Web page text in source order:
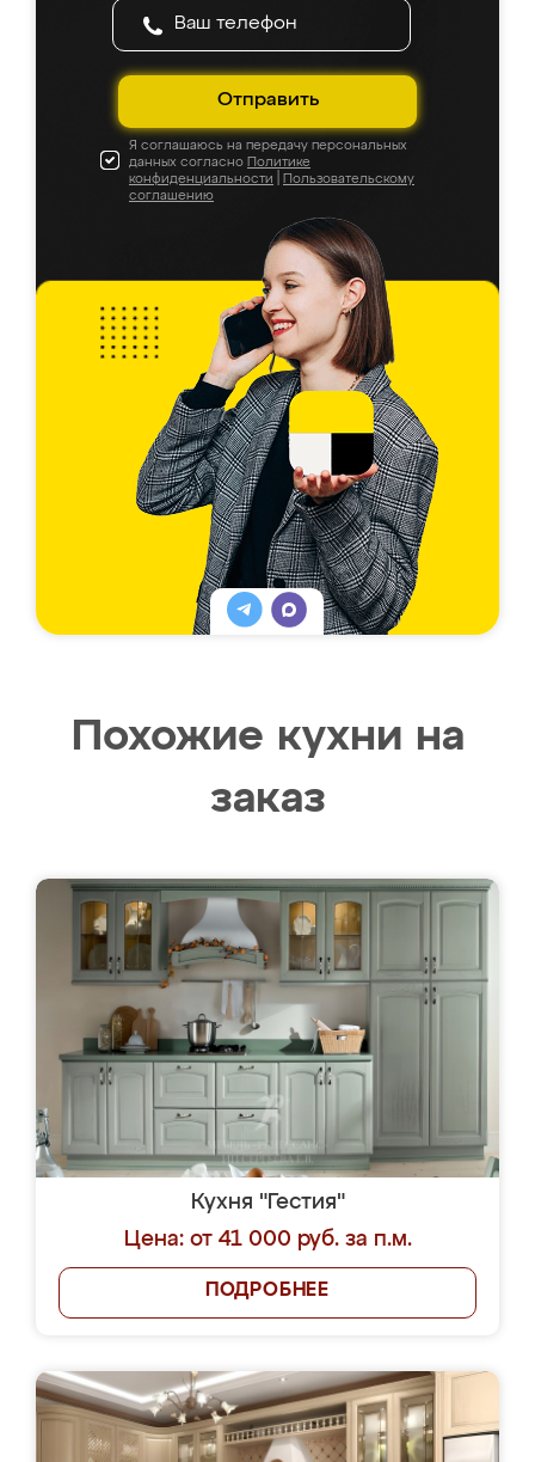
Отправить
Я соглашаюсь на передачу персональных
данных согласно Политике
конфиденциальности
Пользовательскому
соглашению
Похожие кухни на
заказ
Кухня "Гестия"
Цена: от 41 000 руб. за п.м.
ПОДРОБНЕЕ